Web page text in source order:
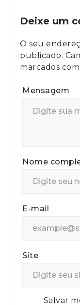
Deixe um
O seu
publicado.
marcados com
Mensagem
Nome
E-mail
Site
Salvar